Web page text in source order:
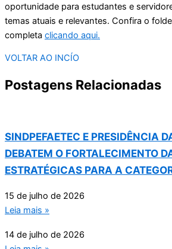
oportunidade para estudantes e
temas atuais e relevantes. Confira o
completa clicando aqui.
VOLTAR AO INCÍO
Postagens Relacionadas
SINDPEFAETEC E PRESIDÊNCIA
DEBATEM O FORTALECIMENTO
ESTRATÉGICAS PARA A
15 de julho de 2026
Leia mais »
14 de julho de 2026